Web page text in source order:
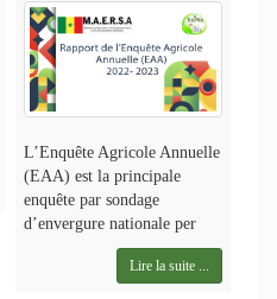
L’Enquête Agricole Annuelle
(EAA) est la principale
enquête par sondage
d’envergure nationale per
Lire la suite ...